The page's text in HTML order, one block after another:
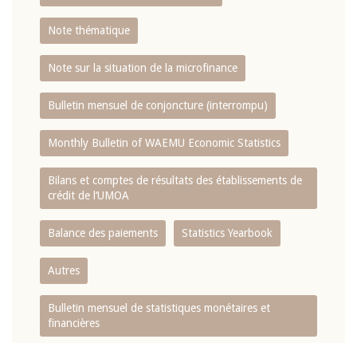
Note thématique
Note sur la situation de la microfinance
Bulletin mensuel de conjoncture (interrompu)
Monthly Bulletin of WAEMU Economic Statistics
Bilans et comptes de résultats des établissements de
crédit de l‘UMOA
Balance des paiements Statistics Yearbook
Autres
Bulletin mensuel de statistiques monétaires et
financières